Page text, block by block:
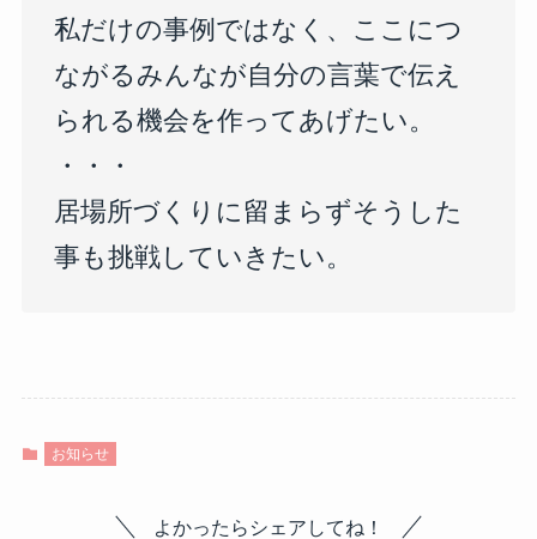
私だけの事例ではなく、ここにつ
ながるみんなが自分の言葉で伝え
られる機会を作ってあげたい。
・・・
居場所づくりに留まらずそうした
事も挑戦していきたい。
お知らせ
よかったらシェアしてね！